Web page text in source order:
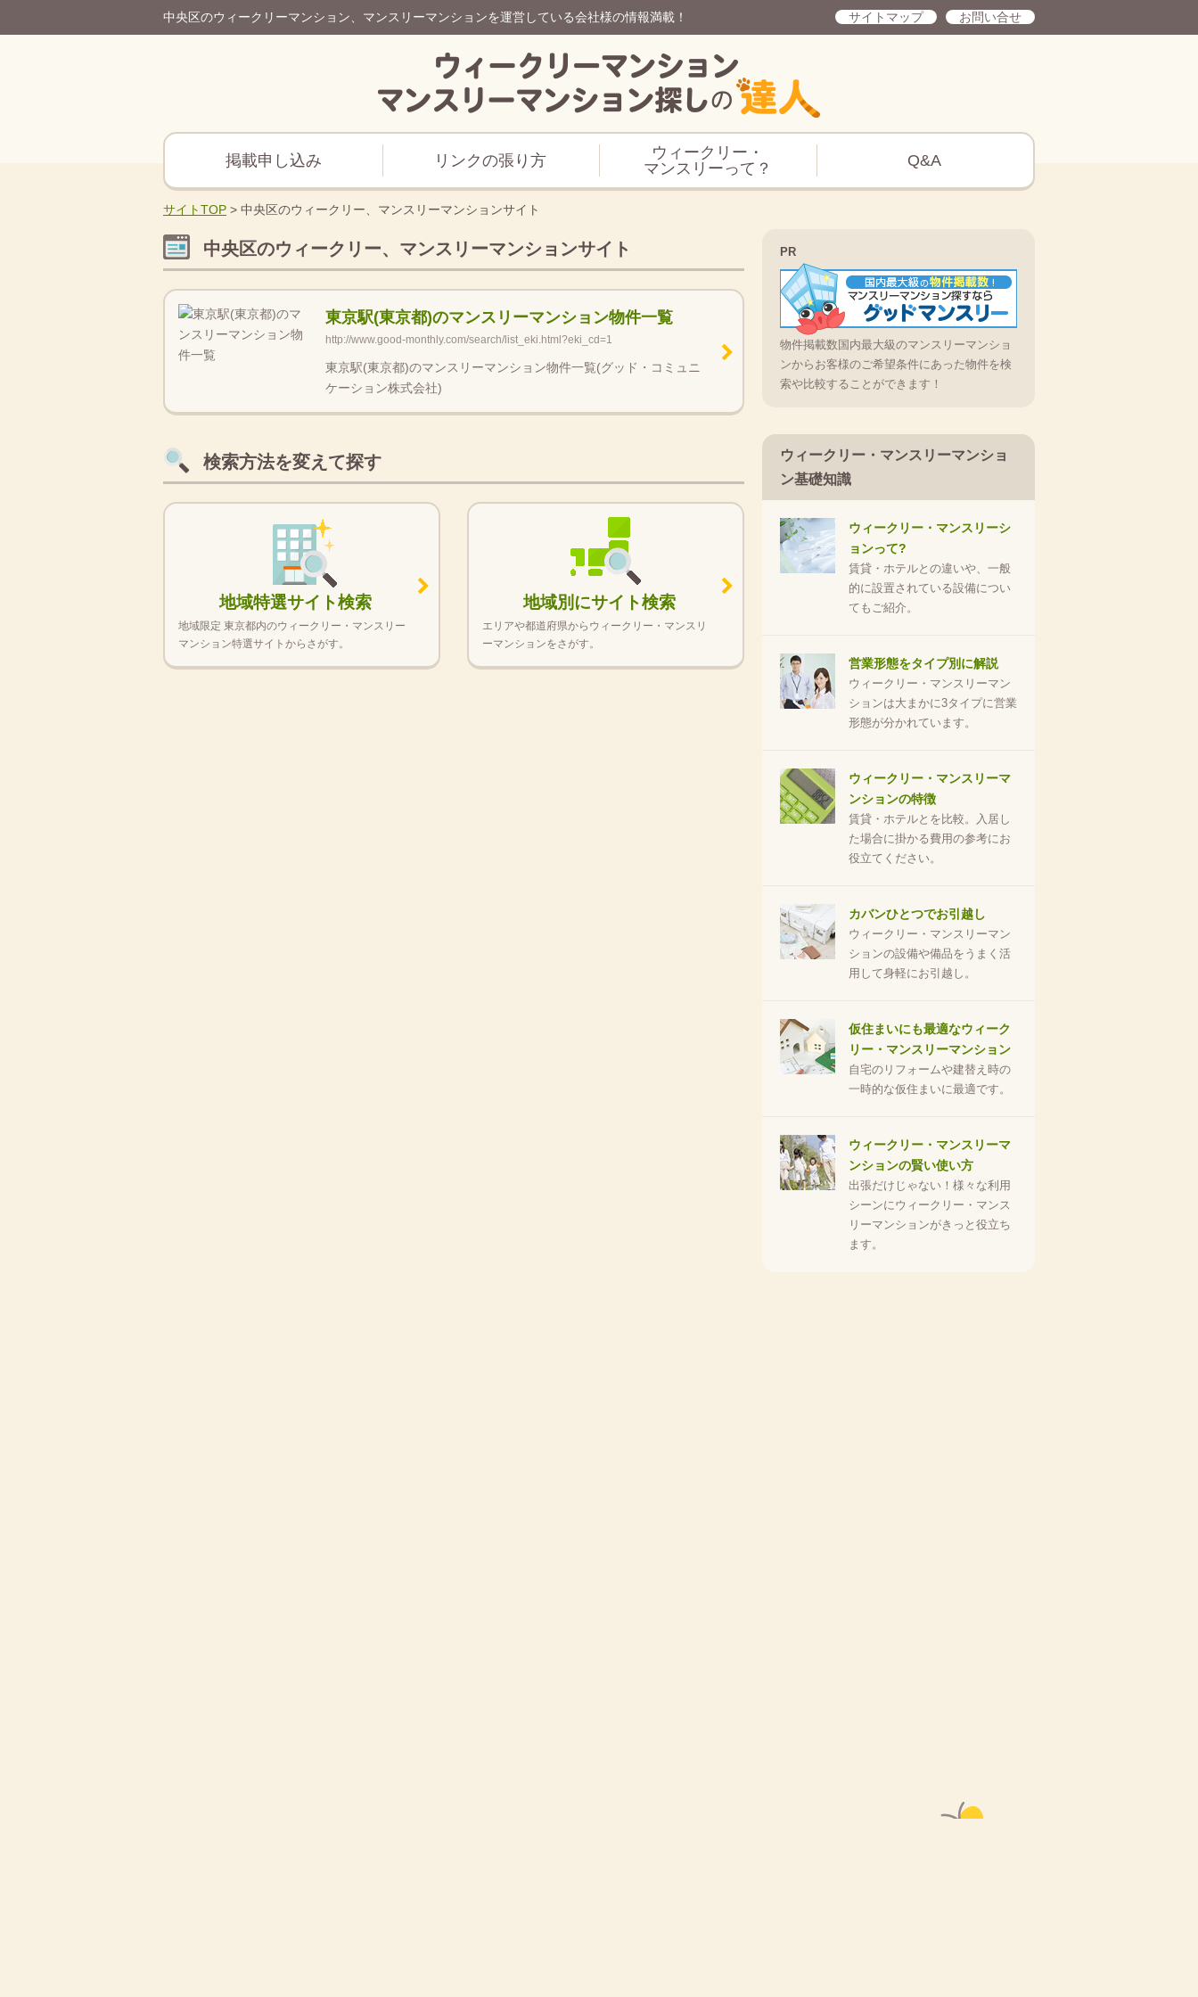
中央区のウィークリーマンション、マンスリーマンションを運営している会社様の情報満載！ お問い合せ
サイトマップ
掲載申し込み リンクの張り方
ウィークリー・
マンスリーって？
Q&A
サイトTOP > 中央区のウィークリー、マンスリーマンションサイト
中央区のウィークリー、マンスリーマンションサイト
東京駅(東京都)のマンスリーマンション物件一覧
http://www.good-monthly.com/search/list_eki.html?eki_cd=1
東京駅(東京都)のマンスリーマンション物件一覧(グッド・コミュニ
ケーション株式会社)
検索方法を変えて探す
地域特選サイト検索
地域限定 東京都内のウィークリー・マンスリー
マンション特選サイトからさがす。
地域別にサイト検索
エリアや都道府県からウィークリー・マンスリ
ーマンションをさがす。
PR
物件掲載数国内最大級のマンスリーマンショ
ンからお客様のご希望条件にあった物件を検
索や比較することができます！
ウィークリー・マンスリーマンショ
ン基礎知識
ウィークリー・マンスリーシ
ョンって?
賃貸・ホテルとの違いや、一般
的に設置されている設備につい
てもご紹介。
営業形態をタイプ別に解説
ウィークリー・マンスリーマン
ションは大まかに3タイプに営業
形態が分かれています。
ウィークリー・マンスリーマ
ンションの特徴
賃貸・ホテルとを比較。入居し
た場合に掛かる費用の参考にお
役立てください。
カバンひとつでお引越し
ウィークリー・マンスリーマン
ションの設備や備品をうまく活
用して身軽にお引越し。
仮住まいにも最適なウィーク
リー・マンスリーマンション
自宅のリフォームや建替え時の
一時的な仮住まいに最適です。
ウィークリー・マンスリーマ
ンションの賢い使い方
出張だけじゃない！様々な利用
シーンにウィークリー・マンス
リーマンションがきっと役立ち
ます。